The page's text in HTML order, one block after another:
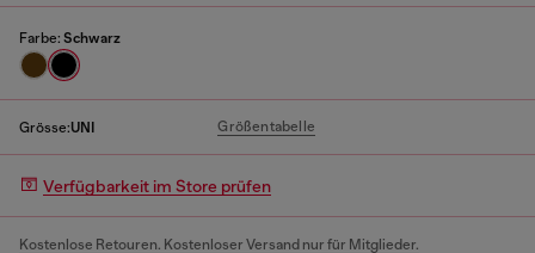
Farbe: Schwarz
Grösse:UNI Größentabelle
Verfügbarkeit im Store prüfen
Kostenlose Retouren. Kostenloser Versand nur für Mitglieder.